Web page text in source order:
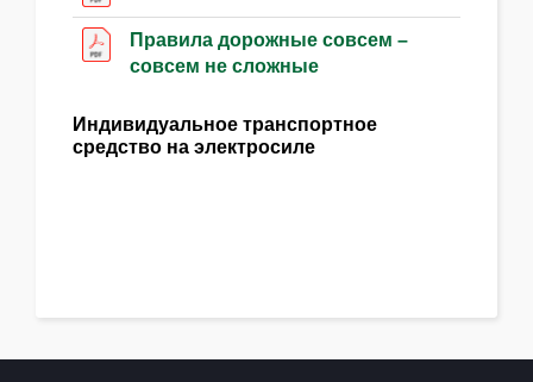
Правила дорожные совсем –
совсем не сложные
Индивидуальное транспортное
средство на электросиле